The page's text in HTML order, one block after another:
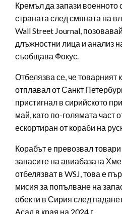
Кремъл да запази военното
страната след смяната на
Wall Street Journal,
длъжностни лица и анализ
съобщава Фокус.
Отбелязва се, че товарният
отплавал от Санкт
пристигнал в сирийското
май, като по-голямата част
ескортиран от кораби на
Корабът е превозвал
запасите на авиабазата
отбелязват в WSJ, това е
мисия за попълване на
обекти в Сирия след
Асад в края на 2024 г.